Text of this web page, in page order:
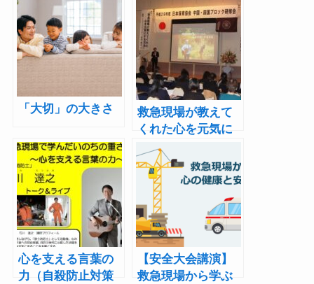
「大切」の大きさ
救急現場が教えて
くれた心を元気に
する方法（日本保
育協会研修会）
心を支える言葉の
力（自殺防止対策
【安全大会講演】
救急現場から学ぶ